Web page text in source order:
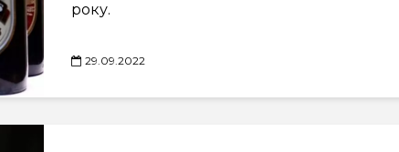
року.
29.09.2022